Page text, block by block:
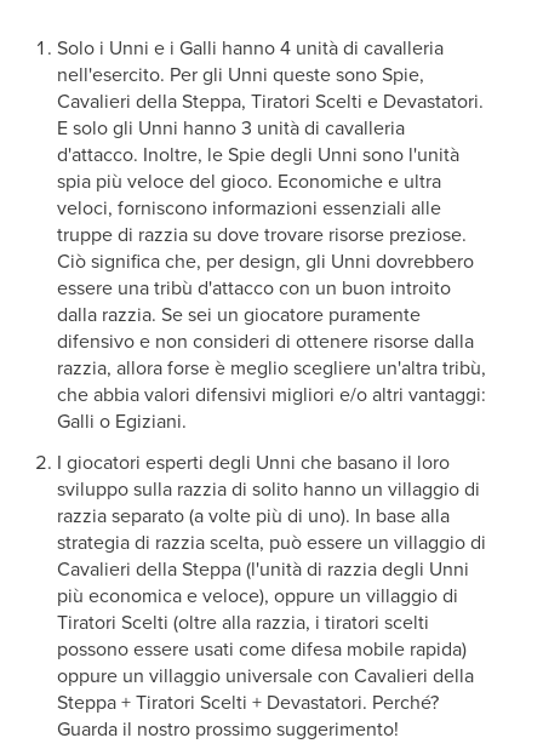
Solo i Unni e i Galli hanno 4 unità di cavalleria
nell'esercito. Per gli Unni queste sono Spie,
Cavalieri della Steppa, Tiratori Scelti e Devastatori.
E solo gli Unni hanno 3 unità di cavalleria
d'attacco. Inoltre, le Spie degli Unni sono l'unità
spia più veloce del gioco. Economiche e ultra
veloci, forniscono informazioni essenziali alle
truppe di razzia su dove trovare risorse preziose.
Ciò significa che, per design, gli Unni dovrebbero
essere una tribù d'attacco con un buon introito
dalla razzia. Se sei un giocatore puramente
difensivo e non consideri di ottenere risorse dalla
razzia, allora forse è meglio scegliere un'altra tribù,
che abbia valori difensivi migliori e/o altri vantaggi:
Galli o Egiziani.
I giocatori esperti degli Unni che basano il loro
sviluppo sulla razzia di solito hanno un villaggio di
razzia separato (a volte più di uno). In base alla
strategia di razzia scelta, può essere un villaggio di
Cavalieri della Steppa (l'unità di razzia degli Unni
più economica e veloce), oppure un villaggio di
Tiratori Scelti (oltre alla razzia, i tiratori scelti
possono essere usati come difesa mobile rapida)
oppure un villaggio universale con Cavalieri della
Steppa + Tiratori Scelti + Devastatori. Perché?
Guarda il nostro prossimo suggerimento!